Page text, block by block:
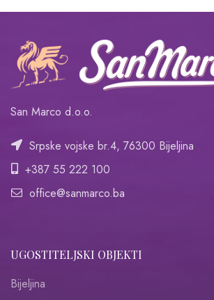
San Marco d.o.o.
Srpske vojske br.4, 76300 Bijeljina
+387 55 222 100
office@sanmarco.ba
UGOSTITELJSKI OBJEKTI
Bijeljina